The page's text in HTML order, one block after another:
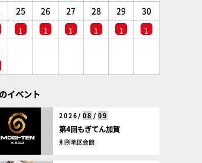
25
1
26
1
27
1
28
1
29
1
30
1
イベント
2026/ 08 / 09
第4回もぎてん加賀
別所地区会館